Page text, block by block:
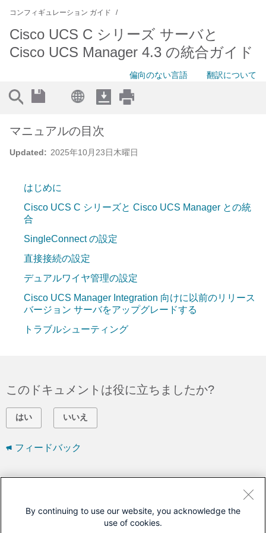
コンフィギュレーション ガイド
Cisco UCS C シリーズ サーバと
Cisco UCS Manager 4.3 の統合ガイド
偏向のない言語 翻訳について
Updated: 2025年10月23日木曜日
マニュアルの目次
はじめに
Cisco UCS C シリーズと Cisco UCS Manager との統
合
SingleConnect の設定
直接接続の設定
デュアルワイヤ管理の設定
Cisco UCS Manager Integration 向けに以前のリリース
バージョン サーバをアップグレードする
トラブルシューティング
このドキュメントは役に立ちましたか?
はい いいえ
フィードバック
サポート ケースをオープン
が必要です。)
By continuing to use our website, you acknowledge the
use of cookies.